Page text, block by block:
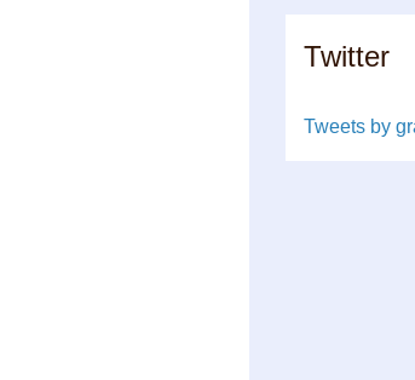
Twitter
Tweets by